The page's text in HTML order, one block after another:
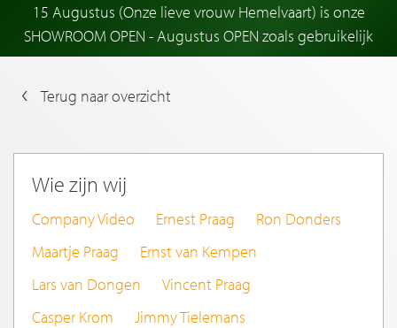
15 Augustus (Onze lieve vrouw Hemelvaart) is onze
SHOWROOM OPEN - Augustus OPEN zoals gebruikelijk
Terug naar overzicht
Wie zijn wij
Company Video Ernest Praag
Ron Donders
Maartje Praag
Ernst van Kempen
Lars van Dongen
Vincent Praag
Casper Krom
Jimmy Tielemans